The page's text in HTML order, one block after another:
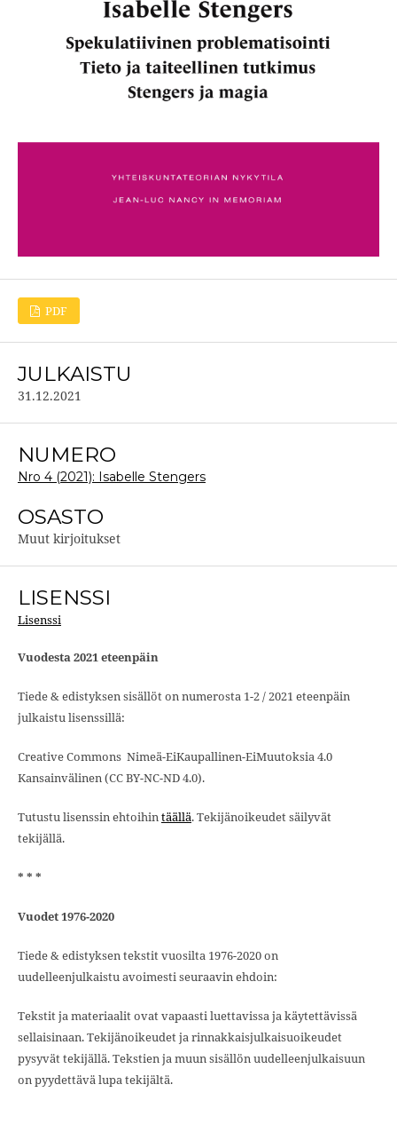
PDF
JULKAISTU
31.12.2021
NUMERO
Nro 4 (2021): Isabelle Stengers
OSASTO
Muut kirjoitukset
LISENSSI
Lisenssi
Vuodesta 2021 eteenpäin
Tiede & edistyksen sisällöt on numerosta 1-2 / 2021 eteenpäin
julkaistu lisenssillä:
Creative Commons Nimeä-EiKaupallinen-EiMuutoksia 4.0
Kansainvälinen (CC BY-NC-ND 4.0).
Tutustu lisenssin ehtoihintäällä. Tekijänoikeudet säilyvät
tekijällä.
* * *
Vuodet 1976-2020
Tiede & edistyksen tekstit vuosilta 1976-2020 on
uudelleenjulkaistu avoimesti seuraavin ehdoin:
Tekstit ja materiaalit ovat vapaasti luettavissa ja käytettävissä
sellaisinaan. Tekijänoikeudet ja rinnakkaisjulkaisuoikeudet
pysyvät tekijällä. Tekstien ja muun sisällön uudelleenjulkaisuun
on pyydettävä lupa tekijältä.